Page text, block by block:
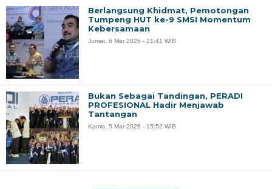
Berlangsung Khidmat, Pemotongan
Tumpeng HUT ke-9 SMSI Momentum
Kebersamaan
Jumat, 6 Mar 2026 - 21:41 WIB
Bukan Sebagai Tandingan, PERADI
PROFESIONAL Hadir Menjawab
Tantangan
Kamis, 5 Mar 2026 - 15:52 WIB